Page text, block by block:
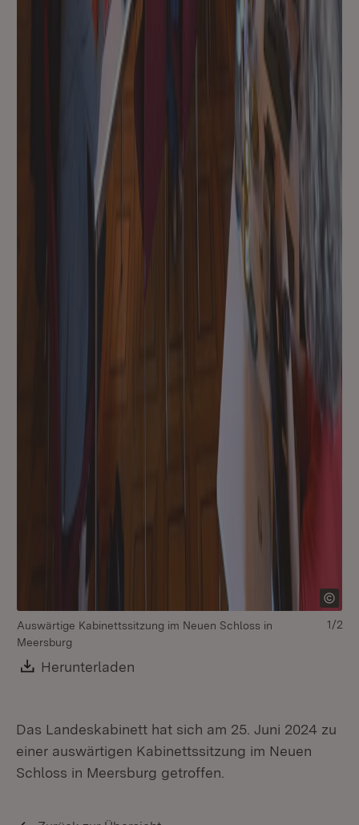
Auswärtige Kabinettssitzung im Neuen Schloss in
Meersburg
Download:
Herunterladen
1/2
Das Landeskabinett hat sich am 25. Juni 2024 zu
einer auswärtigen Kabinettssitzung im Neuen
Schloss in Meersburg getroffen.